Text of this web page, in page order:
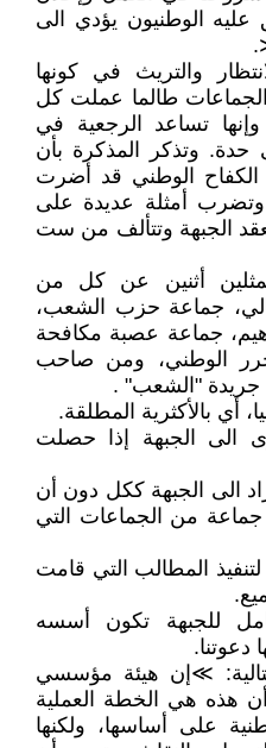
عليه الوطنيون يؤدي الى
والتريث في كونها
طالما عملت كل
تساعد الرجعية في
وتذكر المذكرة بأن
الوطني قد أضرت
أمثلة عديدة على
الجبهة وتتألف من ست
أثنين عن كل من
جماعة حزب الشعب،
جماعة عصبة مكافحة
الوطني، ومن صاحب
جريدة "الشعب" .
الى الجبهة إذا حصلت
الى الجبهة ككل دون أن
جماعة من الجماعات التي
المطالب التي قامت
للجبهة تكون أسسه
دعوتنا.
≫إن هيئة مؤسسي
أن هذه هي الخطة العملية
على أساسها، ولكنها